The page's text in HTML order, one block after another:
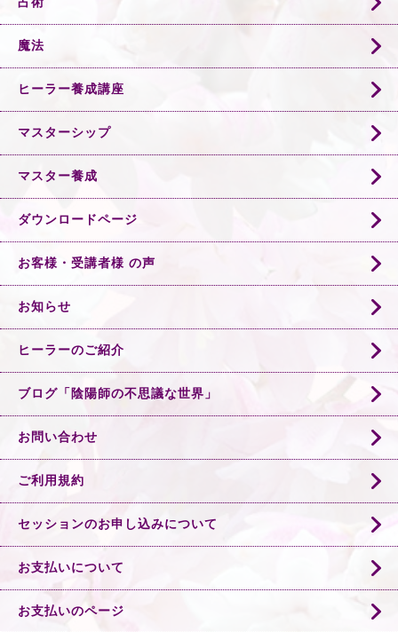
魔法
ヒーラー養成講座
マスターシップ
マスター養成
ダウンロードページ
お客様・受講者様 の声
お知らせ
ヒーラーのご紹介
ブログ「陰陽師の不思議な世界」
お問い合わせ
ご利用規約
セッションのお申し込みについて
お支払いについて
お支払いのページ